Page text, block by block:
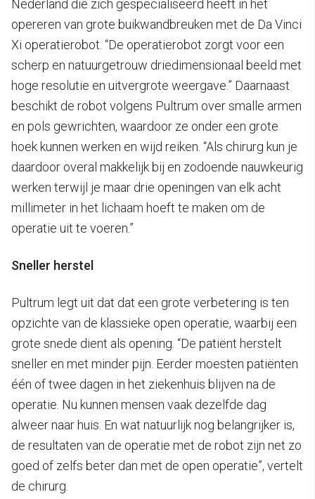
Nederland die zich gespecialiseerd heeft in het
opereren van grote buikwandbreuken met de Da Vinci
Xi operatierobot. “De operatierobot zorgt voor een
scherp en natuurgetrouw driedimensionaal beeld met
hoge resolutie en uitvergrote weergave.” Daarnaast
beschikt de robot volgens Pultrum over smalle armen
en pols gewrichten, waardoor ze onder een grote
hoek kunnen werken en wijd reiken. “Als chirurg kun je
daardoor overal makkelijk bij en zodoende nauwkeurig
werken terwijl je maar drie openingen van elk acht
millimeter in het lichaam hoeft te maken om de
operatie uit te voeren.”
Sneller herstel
Pultrum legt uit dat dat een grote verbetering is ten
opzichte van de klassieke open operatie, waarbij een
grote snede dient als opening. “De patiënt herstelt
sneller en met minder pijn. Eerder moesten patiënten
één of twee dagen in het ziekenhuis blijven na de
operatie. Nu kunnen mensen vaak dezelfde dag
alweer naar huis. En wat natuurlijk nog belangrijker is,
de resultaten van de operatie met de robot zijn net zo
goed of zelfs beter dan met de open operatie”, vertelt
de chirurg.